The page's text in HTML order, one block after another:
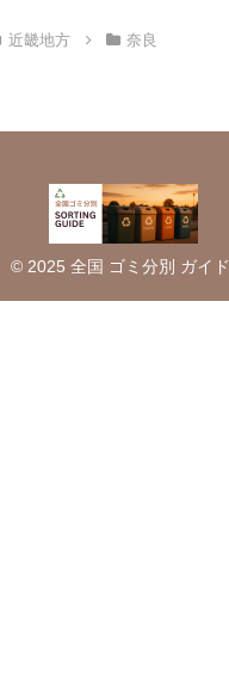
近畿地方 奈良
© 2025 全国 ゴミ分別 ガイド.